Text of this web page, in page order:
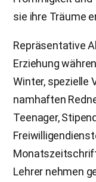
sie ihre Träume
Repräsentative
Erziehung
Winter, spezielle
namhaften
Teenager,
Lehrer nehmen